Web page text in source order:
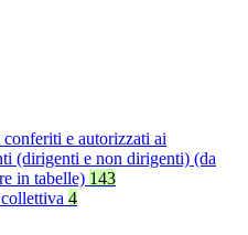
e autorizzati ai
(dirigenti e non dirigenti) (da
in tabelle) 143
4